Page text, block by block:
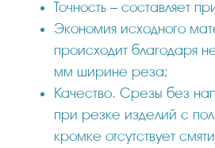
Точность – составляет
Экономия исходного
происходит благодаря
мм ширине реза;
Качество. Срезы без
при резке изделий с
кромке отсутствует